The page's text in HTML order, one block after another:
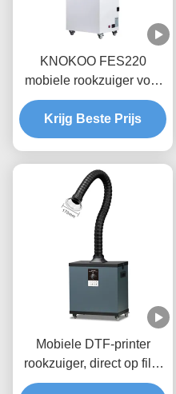
KNOKOO FES220
mobiele rookzuiger voor
DTF-printer 220W
AC220V AC110V
Krijg Beste Prijs
Mobiele DTF-printer
rookzuiger, direct op film
rookzuiger met